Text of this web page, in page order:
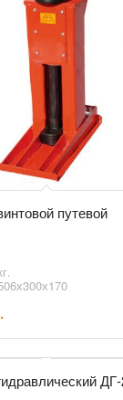
путевой